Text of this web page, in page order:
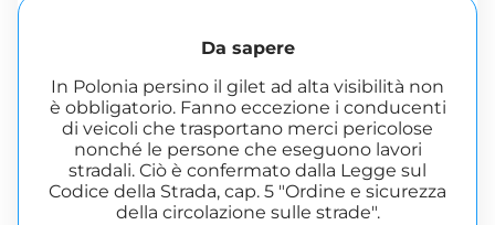
Da sapere
In Polonia persino il gilet ad alta visibilità non
è obbligatorio. Fanno eccezione i conducenti
di veicoli che trasportano merci pericolose
nonché le persone che eseguono lavori
stradali. Ciò è confermato dalla Legge sul
Codice della Strada, cap. 5 "Ordine e sicurezza
della circolazione sulle strade".